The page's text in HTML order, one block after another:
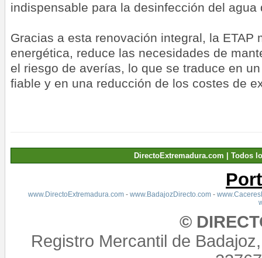
indispensable para la desinfección del agua
Gracias a esta renovación integral, la ETAP
energética, reduce las necesidades de
el riesgo de averías, lo que se traduce en
fiable y en una reducción de los costes de
DirectoExtremadura.com | Todos
www.DirectoExtremadura.com- www.BadajozDirecto.com-
©
Registro Mercantil de